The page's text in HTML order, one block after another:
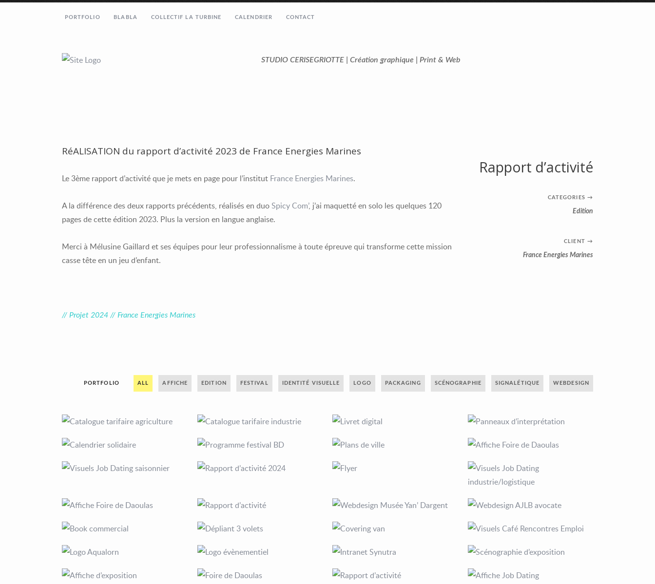
PORTFOLIO BLABLA COLLECTIF LA TURBINE CALENDRIER CONTACT
STUDIO CERISEGRIOTTE | Création graphique | Print & Web
RéALISATION du rapport d’activité 2023 de France Energies Marines
Le 3ème rapport d’activité que je mets en page pour l’institut France Energies Marines.
A la différence des deux rapports précédents, réalisés en duoSpicy Com’, j’ai maquetté en solo les quelques 120
pages de cette édition 2023. Plus la version en langue anglaise.
Merci à Mélusine Gaillard et ses équipes pour leur professionnalisme à toute épreuve qui transforme cette mission
casse tête en un jeu d’enfant.
// Projet 2024 // France Energies Marines
Rapport d’activité
CATEGORIES →
Edition
CLIENT →
France Energies Marines
PORTFOLIO ALL AFFICHE EDITION FESTIVAL IDENTITÉ VISUELLE LOGO PACKAGING SCÉNOGRAPHIE SIGNALÉTIQUE WEBDESIGN